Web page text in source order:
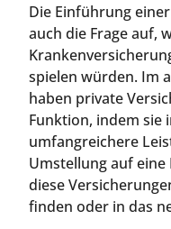
Die Einführung
auch die Frage auf,
spielen würden. Im
haben private
Funktion, indem sie
umfangreichere
Umstellung auf
diese
finden oder in das